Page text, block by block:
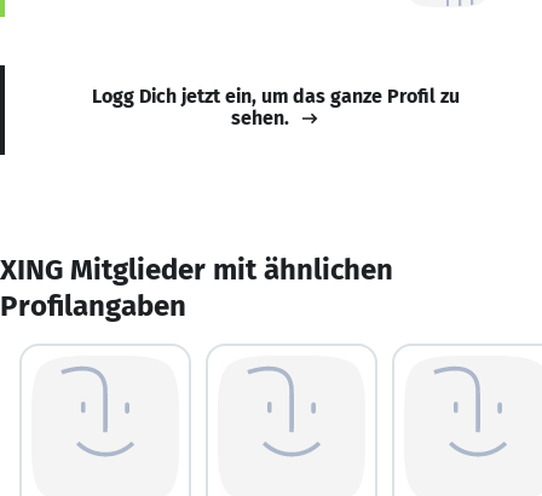
Logg Dich jetzt ein, um das ganze Profil zu
sehen.
XING Mitglieder mit ähnlichen
Profilangaben